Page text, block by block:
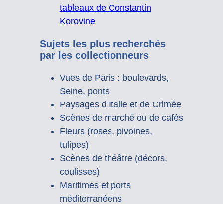
tableaux de Constantin
Korovine
Sujets les plus recherchés
par les collectionneurs
Vues de Paris : boulevards,
Seine, ponts
Paysages d’Italie et de Crimée
Scènes de marché ou de cafés
Fleurs (roses, pivoines,
tulipes)
Scènes de théâtre (décors,
coulisses)
Maritimes et ports
méditerranéens